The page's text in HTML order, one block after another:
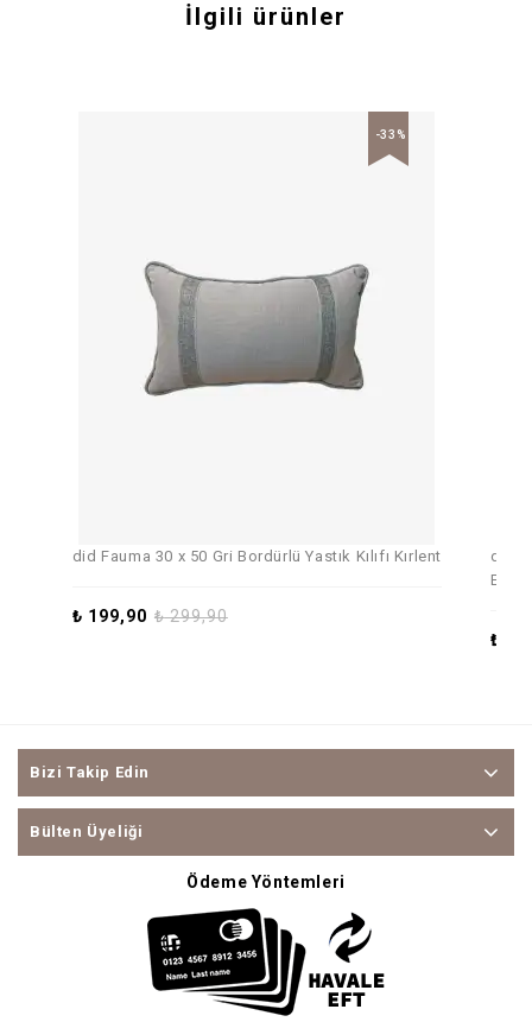
İlgili ürünler
-33%
did Fauma 30 x 50 Gri Bordürlü Yastık Kılıfı Kırlent
₺299,90
₺ 199,90
did
₺
Bizi Takip Edin
Bülten Üyeliği
Ödeme Yöntemleri